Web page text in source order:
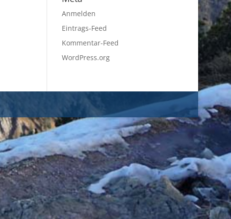
Anmelden
Eintrags-Feed
Kommentar-Feed
WordPress.org